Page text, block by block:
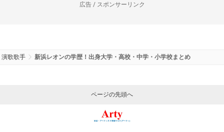
広告 / スポンサーリンク
演歌歌手 新浜レオンの学歴！出身大学・高校・中学・小学校まとめ
ページの先頭へ